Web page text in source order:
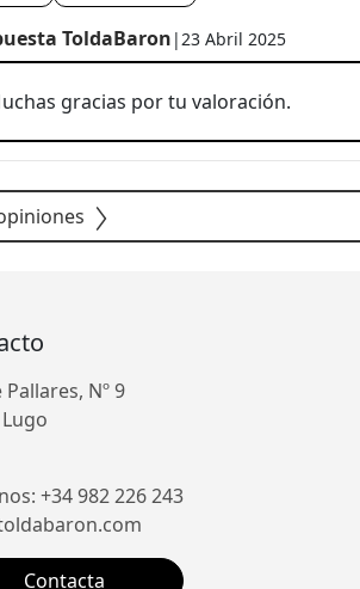
ToldaBaron |23 Abril 2025
gracias por tu valoración.
Pallares, Nº 9
+34 982 226 243
Contacta